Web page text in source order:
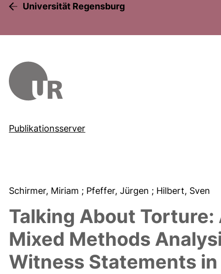
Universität Regensburg
Publikationsserver
Schirmer, Miriam ; Pfeffer, Jürgen ; Hilbert, Sven
Talking About
Mixed Methods
Witness Statements